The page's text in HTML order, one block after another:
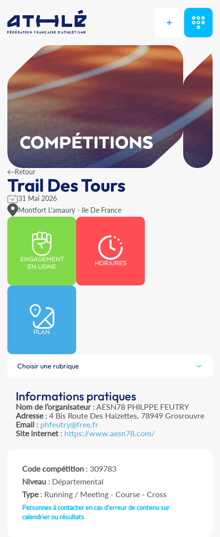
+
COMPÉTITIONS
Retour
Trail Des Tours
31 Mai 2026
Montfort L'amaury - Ile De France
ENGAGEMENT
EN LIGNE
HORAIRES
PLAN
Choisir une rubrique
Informations pratiques
Nom de l’organisateur: AESN78 PHILPPE FEUTRY
Adresse: 4 Bis Route Des Haizettes, 78949 Grosrouvre
Email : phfeutry@free.fr
Site internet : https://www.aesn78.com/
Code compétition : 309783
Niveau : Départemental
Type: Running / Meeting - Course - Cross
Personnes à contacter en cas d'erreur de contenu sur
calendrier ou résultats